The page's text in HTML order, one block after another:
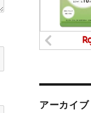
アーカイブ